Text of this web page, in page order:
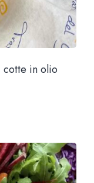
cotte in olio